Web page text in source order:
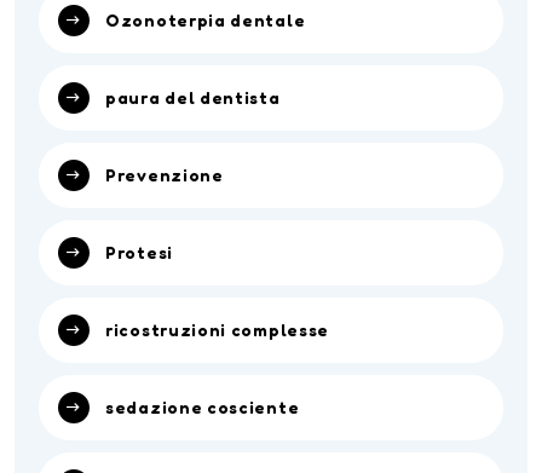
Ozonoterpia dentale
paura del dentista
Prevenzione
Protesi
ricostruzioni complesse
sedazione cosciente